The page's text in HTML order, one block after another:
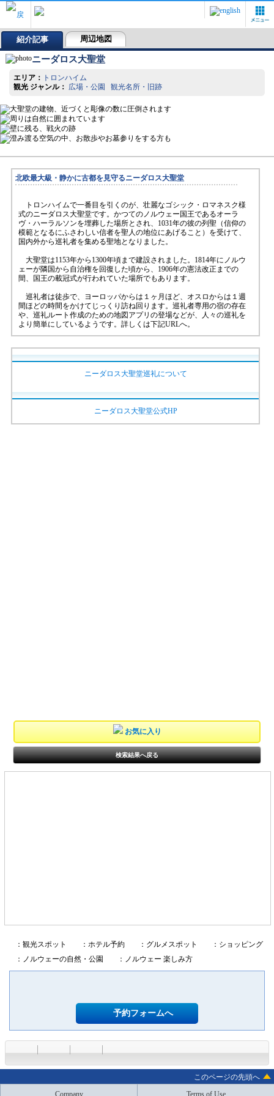
紹介記事 周辺地図
ニーダロス大聖堂
エリア： トロンハイム
観光 ジャンル： 広場・公園 観光名所・旧跡
北欧最大級・静かに古都を見守るニーダロス大聖堂
トロンハイムで一番目を引くのが、壮麗なゴシック・ロマネスク様
式のニーダロス大聖堂です。かつてのノルウェー国王であるオーラ
ヴ・ハーラルソンを埋葬した場所とされ、1031年の彼の列聖（信仰の
模範となるにふさわしい信者を聖人の地位にあげること）を受けて、
国内外から巡礼者を集める聖地となりました。
大聖堂は1153年から1300年頃まで建設されました。1814年にノルウ
ェーが隣国から自治権を回復した頃から、1906年の憲法改正までの
間、国王の載冠式が行われていた場所でもあります。
巡礼者は徒歩で、ヨーロッパからは１ヶ月ほど、オスロからは１週
間ほどの時間をかけてじっくり訪ね回ります。巡礼者専用の宿の存在
や、巡礼ルート作成のための地図アプリの登場などが、人々の巡礼を
より簡単にしているようです。詳しくは下記URLへ。
ニーダロス大聖堂巡礼について
ニーダロス大聖堂公式HP
お気に入り
検索結果へ戻る
：観光スポット ：ホテル予約 ：グルメスポット
：ショッピング
：ノルウェーの自然・公園
：ノルウェー 楽しみ方
予約フォームへ
このページの先頭へ